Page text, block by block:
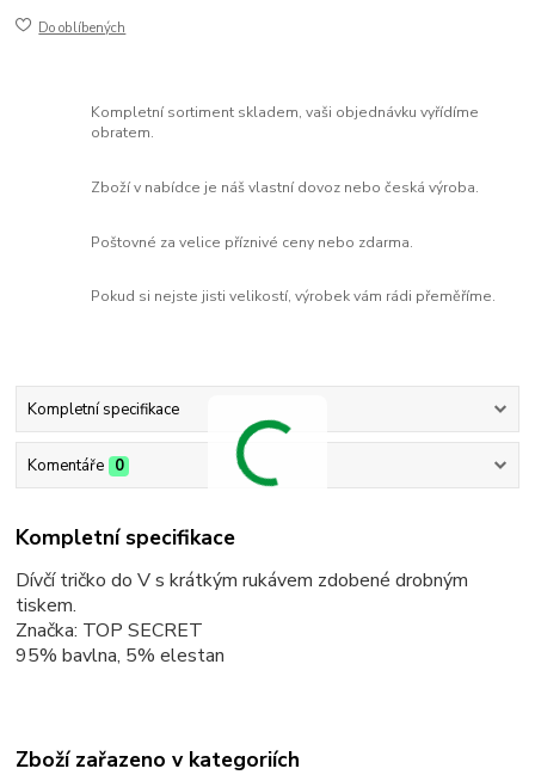
Do oblíbených
Kompletní sortiment skladem, vaši objednávku vyřídíme
obratem.
Zboží v nabídce je náš vlastní dovoz nebo česká výroba.
Poštovné za velice příznivé ceny nebo zdarma.
Pokud si nejste jisti velikostí, výrobek vám rádi přeměříme.
Kompletní specifikace
Komentáře 0
Kompletní specifikace
Dívčí tričko do V s krátkým rukávem zdobené drobným
tiskem.
Značka: TOP SECRET
95% bavlna, 5% elestan
Zboží zařazeno v kategoriích